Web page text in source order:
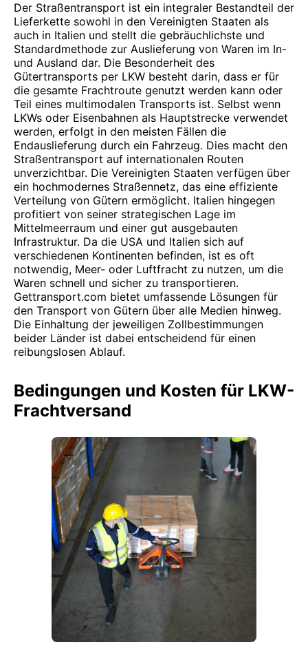
Der Straßentransport ist ein integraler Bestandteil der
Lieferkette sowohl in den Vereinigten Staaten als
auch in Italien und stellt die gebräuchlichste und
Standardmethode zur Auslieferung von Waren im In-
und Ausland dar. Die Besonderheit des
Gütertransports per LKW besteht darin, dass er für
die gesamte Frachtroute genutzt werden kann oder
Teil eines multimodalen Transports ist. Selbst wenn
LKWs oder Eisenbahnen als Hauptstrecke verwendet
werden, erfolgt in den meisten Fällen die
Endauslieferung durch ein Fahrzeug. Dies macht den
Straßentransport auf internationalen Routen
unverzichtbar. Die Vereinigten Staaten verfügen über
ein hochmodernes Straßennetz, das eine effiziente
Verteilung von Gütern ermöglicht. Italien hingegen
profitiert von seiner strategischen Lage im
Mittelmeerraum und einer gut ausgebauten
Infrastruktur. Da die USA und Italien sich auf
verschiedenen Kontinenten befinden, ist es oft
notwendig, Meer- oder Luftfracht zu nutzen, um die
Waren schnell und sicher zu transportieren.
Gettransport.com bietet umfassende Lösungen für
den Transport von Gütern über alle Medien hinweg.
Die Einhaltung der jeweiligen Zollbestimmungen
beider Länder ist dabei entscheidend für einen
reibungslosen Ablauf.
Bedingungen und Kosten für LKW-
Frachtversand